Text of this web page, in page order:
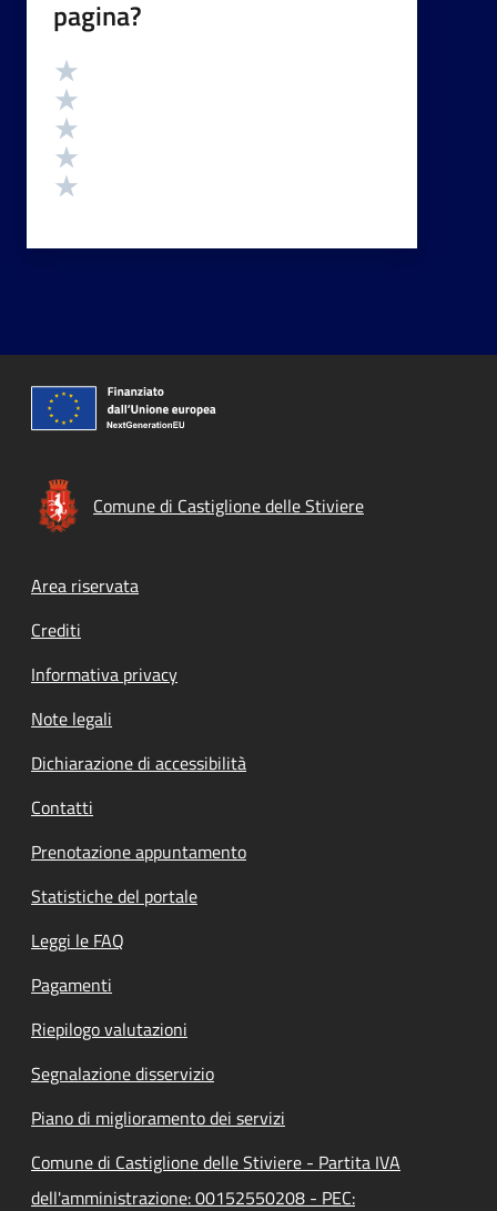
pagina?
Valutazione
Comune di Castiglione delle Stiviere
Footer menu
Area riservata
Crediti
Informativa privacy
Note legali
Dichiarazione di accessibilità
Contatti
Prenotazione appuntamento
Statistiche del portale
Leggi le FAQ
Pagamenti
Riepilogo valutazioni
Segnalazione disservizio
Piano di miglioramento dei servizi
Comune di Castiglione delle Stiviere - Partita IVA
dell'amministrazione: 00152550208 - PEC: